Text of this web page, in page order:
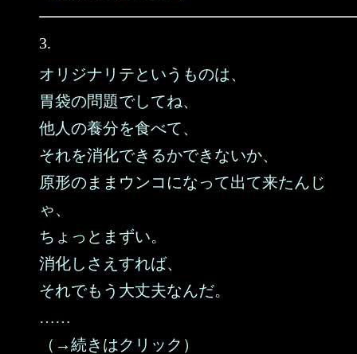
3.
オリジナリテというものは、
胃袋の問題でしてね、
他人の養分を食べて、
それを消化できるかできないか、
原形のままウンコになって出て来たんじ
ゃ、
ちょっとまずい。
消化しさえすれば、
それでもう大丈夫なんだ。
……
（→続きはクリック）